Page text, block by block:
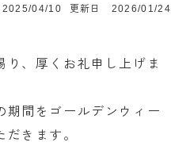
2025/04/10 更新日 2026/01/24
、厚くお礼申し上げま
期間をゴールデンウィー
きます。